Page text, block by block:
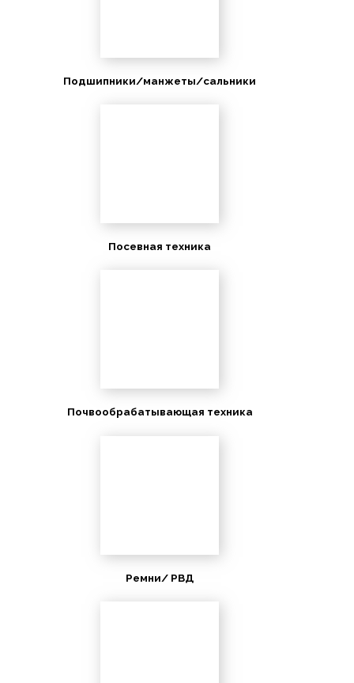
Подшипники/манжеты/сальники
Посевная техника
Почвообрабатывающая техника
Ремни/ РВД